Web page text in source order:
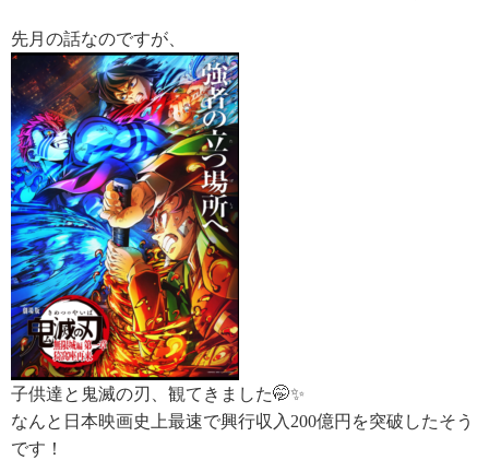
先月の話なのですが、
子供達と鬼滅の刃、観てきました🤭✨
なんと日本映画史上最速で興行収入200億円を突破したそう
です！